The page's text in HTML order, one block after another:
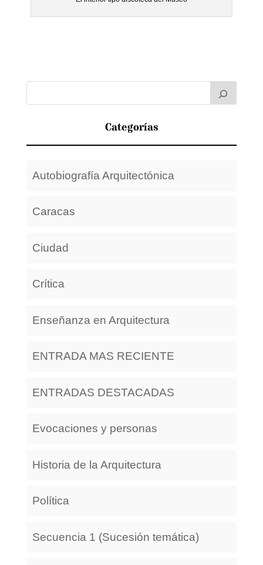
Categorías
Autobiografía Arquitectónica
Caracas
Ciudad
Crítica
Enseñanza en Arquitectura
ENTRADA MAS RECIENTE
ENTRADAS DESTACADAS
Evocaciones y personas
Historia de la Arquitectura
Política
Secuencia 1 (Sucesión temática)